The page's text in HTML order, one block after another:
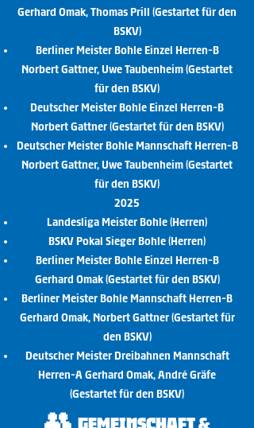
Gerhard Omak, Thomas Prill (Gestartet für den
BSKV)
Berliner Meister Bohle Einzel Herren-B
Norbert Gattner, Uwe Taubenheim (Gestartet
für den BSKV)
Deutscher Meister Bohle Einzel Herren-B
Norbert Gattner (Gestartet für den BSKV)
Deutscher Meister Bohle Mannschaft Herren-B
Norbert Gattner, Uwe Taubenheim (Gestartet
für den BSKV)
2025
Landesliga Meister Bohle (Herren)
BSKV Pokal Sieger Bohle (Herren)
Berliner Meister Bohle Einzel Herren-B
Gerhard Omak (Gestartet für den BSKV)
Berliner Meister Bohle Mannschaft Herren-B
Gerhard Omak, Norbert Gattner (Gestartet für
den BSKV)
Deutscher Meister Dreibahnen Mannschaft
Herren-A Gerhard Omak, André Gräfe
(Gestartet für den BSKV)